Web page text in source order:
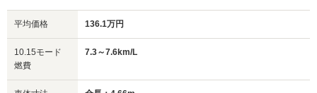
サイズ
(全長x全幅x全高)
全長
平均価格 136.1万円
10.15モード
燃費
7.3～7.6km/L